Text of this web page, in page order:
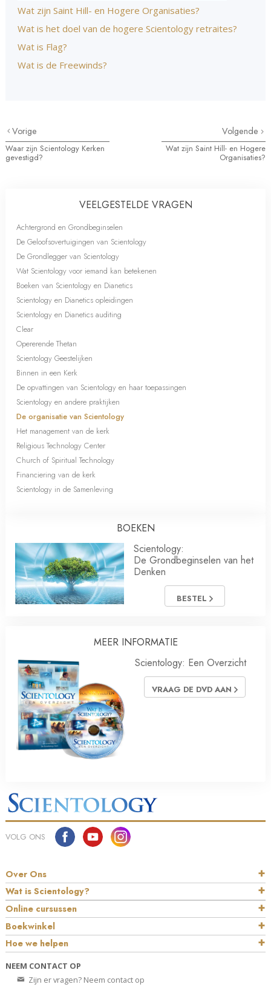
Wat zijn Saint Hill- en Hogere Organisaties?
Wat is het doel van de hogere Scientology retraites?
Wat is Flag?
Wat is de Freewinds?
Vorige
Waar zijn Scientology Kerken
gevestigd?
Volgende
Wat zijn Saint Hill- en Hogere
Organisaties?
VEELGESTELDE VRAGEN
Achtergrond en Grondbeginselen
De Geloofsovertuigingen van Scientology
De Grondlegger van Scientology
Wat Scientology voor iemand kan betekenen
Boeken van Scientology en Dianetics
Scientology en Dianetics opleidingen
Scientology en Dianetics auditing
Clear
Opererende Thetan
Scientology Geestelijken
Binnen in een Kerk
De opvattingen van Scientology en haar toepassingen
Scientology en andere praktijken
De organisatie van Scientology
Het management van de kerk
Religious Technology Center
Church of Spiritual Technology
Financiering van de kerk
Scientology in de Samenleving
BOEKEN
Scientology:
De Grondbeginselen van het
Denken
BESTEL
MEER INFORMATIE
Scientology: Een Overzicht
VRAAG DE DVD AAN
VOLG ONS
Over Ons
Wat is Scientology?
Online cursussen
Boekwinkel
Hoe we helpen
NEEM CONTACT OP
Zijn er vragen? Neem contact op